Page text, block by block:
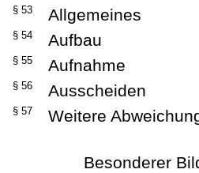
§ 53 Allgemeines
§ 54 Aufbau
§ 55 Aufnahme
§ 56 Ausscheiden
§ 57 Weitere
Besonderer